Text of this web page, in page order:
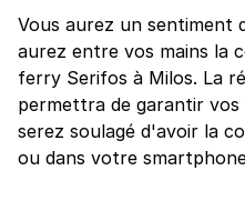
Vous aurez un sentiment
aurez entre vos mains la
ferry Serifos à Milos. La
permettra de garantir
serez soulagé d'avoir la
ou dans votre